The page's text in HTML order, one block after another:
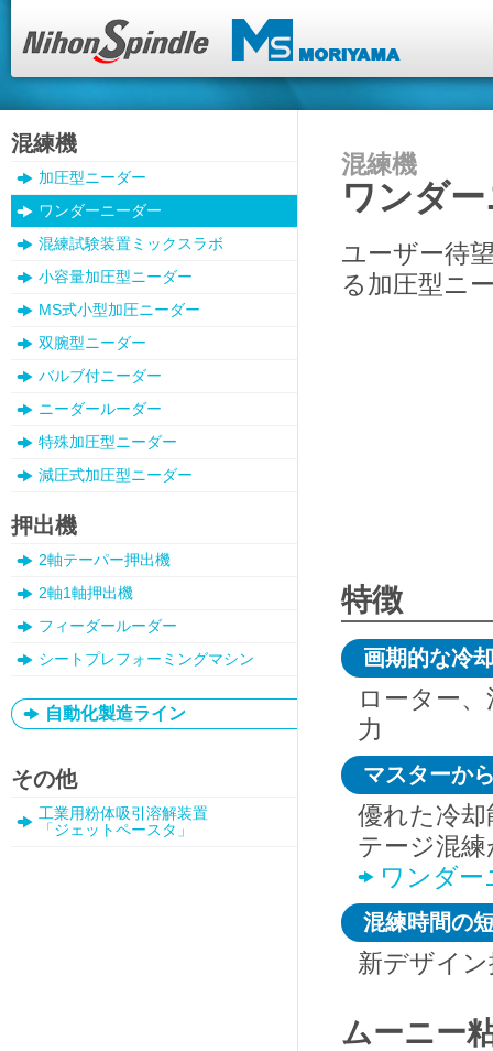
混練機
加圧型ニーダー
ワンダーニーダー
混練試験装置ミックスラボ
小容量加圧型ニーダー
MS式小型加圧ニーダー
双腕型ニーダー
バルブ付ニーダー
ニーダールーダー
特殊加圧型ニーダー
減圧式加圧型ニーダー
押出機
2軸テーパー押出機
2軸1軸押出機
フィーダールーダー
シートプレフォーミングマシン
自動化製造ライン
その他
工業用粉体吸引溶解装置
「ジェットペースタ」
混練機
ワンダ
ユーザー待
る加圧型ニ
特徴
画期的な冷
ローター
力
マスターか
優れた冷
テージ混
ワンダ
混練時間の
新デザイ
ムーニー